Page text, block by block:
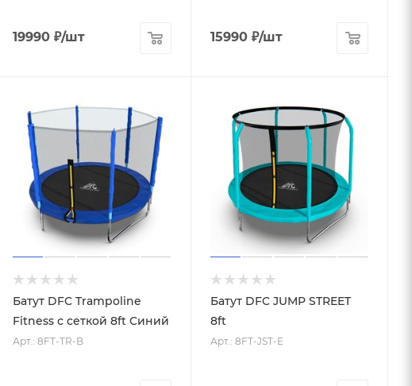
19990 ₽/шт 15990₽/шт
Батут DFC Trampoline
Fitness с сеткой 8ft Синий
Арт.: 8FT-TR-B
Батут DFC JUMP STREET
8ft
Арт.: 8FT-JST-E